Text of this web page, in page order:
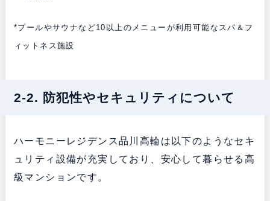
*プールやサウナなど10以上のメニューが利用可能なスパ＆フ
ィットネス施設
2-2. 防犯性やセキュリティについて
ハーモニーレジデンス品川高輪は以下のようなセキ
ュリティ設備が充実しており、安心して暮らせる高
級マンションです。